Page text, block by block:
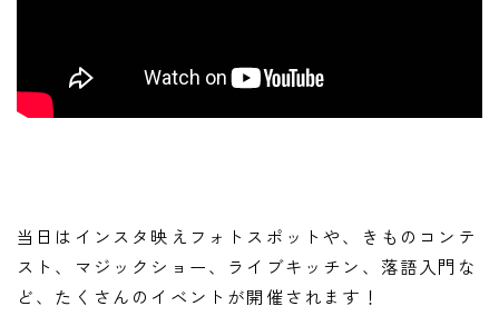
当日はインスタ映えフォトスポットや、きものコンテ
スト、マジックショー、ライブキッチン、落語入門な
ど、たくさんのイベントが開催されます！